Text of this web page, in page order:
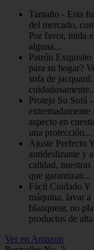
Tamaño - Esta
del mercado,
Por favor, mida
alguna...
Patrón
para su hogar?
sofa de
Proteja Su Sofá
aspecto en
una protección...
Ajuste Perfecto
antideslizante y
calidad,
que garantizan...
Fácil Cuidado Y
máquina, lavar a
blanquear, no
productos de
Ver en Amazon